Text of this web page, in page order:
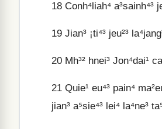
18 Conh⁴liah⁴ a³sainh⁴³
19 Jian³ ¡ti⁴³ jeu²³
20 Mh³² hnei³ Jon⁴dai¹
21 Quie¹ eu⁴³ pain⁴
jian³ a⁵sie⁴³ lei⁴ la⁴ne³